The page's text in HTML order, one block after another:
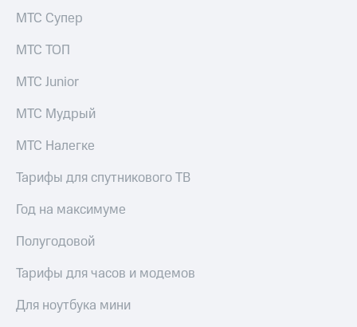
Пополнить
номер
МТС
Настройки
автоплатежа
Пополнить
другого
интернета
ТВ
Переводы
телефона
на карту
МТС Супер
МТС ТОП
МТС Junior
МТС Мудрый
МТС Налегке
Тарифы для спутникового ТВ
Год на максимуме
Полугодовой
Тарифы для часов и модемов
Для ноутбука мини